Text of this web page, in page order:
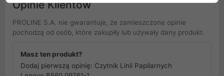
Opinie Klientów
PROLINE S.A. nie gwarantuje, że zamieszczone opinie
pochodzą od osób, które zakupiły lub używały dany produkt.
Masz ten produkt?
Dodaj pierwszą opinię: Czytnik Linii Papilarnych